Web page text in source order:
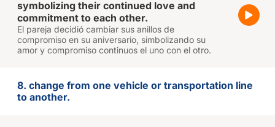
symbolizing their continued love and
commitment to each other.
El pareja decidió cambiar sus anillos de
compromiso en su aniversario, simbolizando su
amor y compromiso continuos el uno con el otro.
8. change from one vehicle or transportation line
to another.